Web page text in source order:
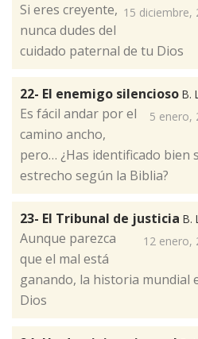
15 diciembre,
Si eres creyente,
nunca dudes del
cuidado paternal de tu Dios
22- El enemigo silencioso B.
5 enero,
Es fácil andar por el
camino ancho,
pero… ¿Has identificado bien
estrecho según la Biblia?
23- El Tribunal de justicia B.
12 enero,
Aunque parezca
que el mal está
ganando, la historia mundial
Dios